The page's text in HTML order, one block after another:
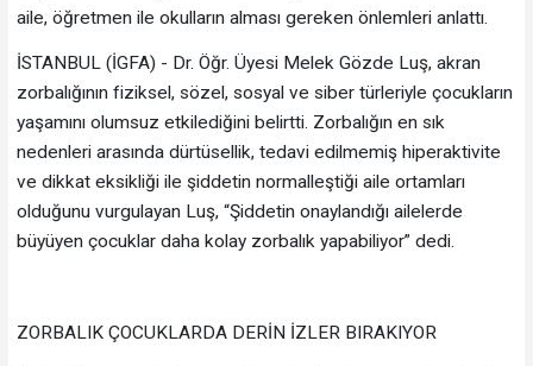
aile, öğretmen ile okulların alması gereken önlemleri anlattı.
İSTANBUL (İGFA) - Dr. Öğr. Üyesi Melek Gözde Luş, akran
zorbalığının fiziksel, sözel, sosyal ve siber türleriyle çocukların
yaşamını olumsuz etkilediğini belirtti. Zorbalığın en sık
nedenleri arasında dürtüsellik, tedavi edilmemiş hiperaktivite
ve dikkat eksikliği ile şiddetin normalleştiği aile ortamları
olduğunu vurgulayan Luş, “Şiddetin onaylandığı ailelerde
büyüyen çocuklar daha kolay zorbalık yapabiliyor” dedi.
ZORBALIK ÇOCUKLARDA DERİN İZLER BIRAKIYOR